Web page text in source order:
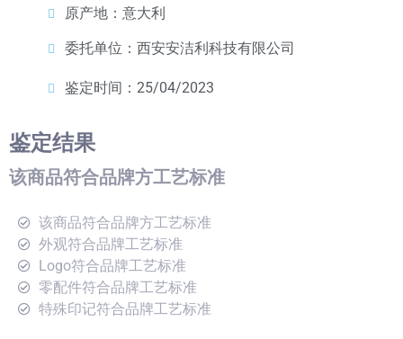
原产地：意大利
委托单位：西安安洁利科技有限公司
鉴定时间：25/04/2023
鉴定结果
该商品符合品牌方工艺标准
该商品符合品牌方工艺标准
外观符合品牌工艺标准
Logo符合品牌工艺标准
零配件符合品牌工艺标准
特殊印记符合品牌工艺标准